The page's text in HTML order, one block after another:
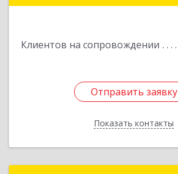
Клиентов на сопровождении
Отправить заявку
Показать контакты
Отправить заявку
Назад